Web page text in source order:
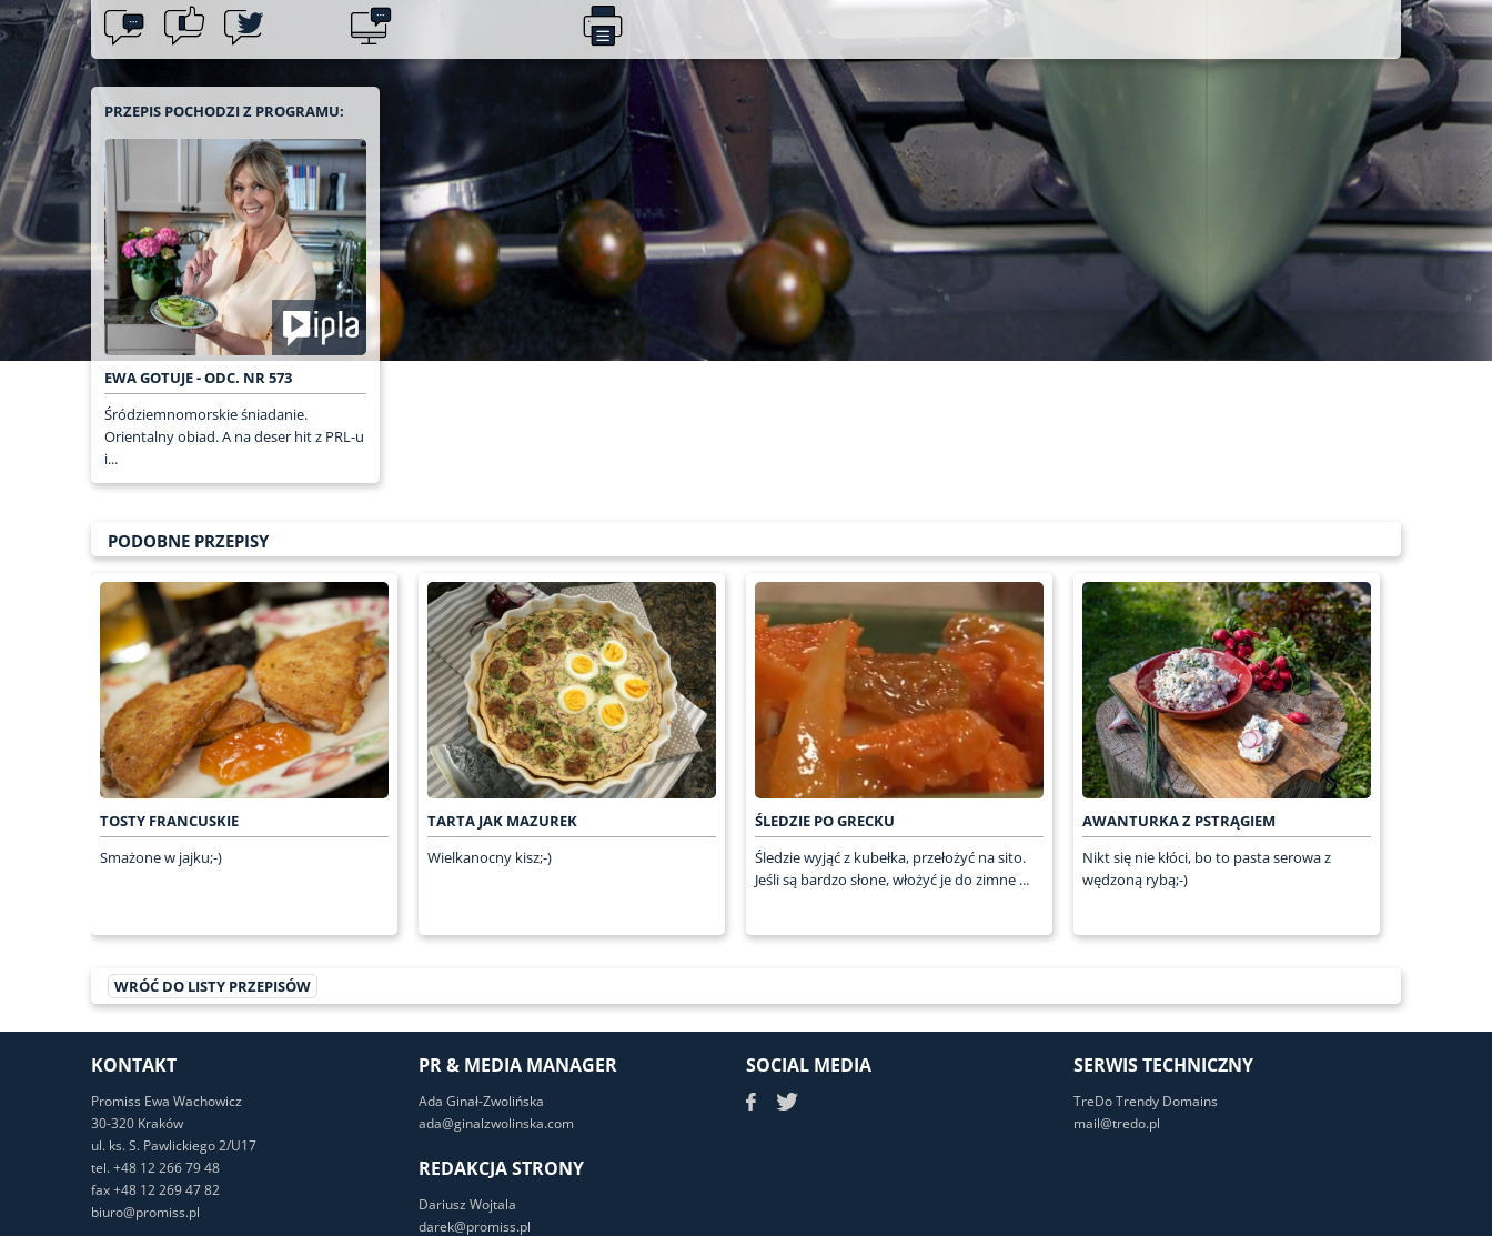
PRZEPIS POCHODZI Z PROGRAMU:
EWA GOTUJE - ODC. NR 573
Śródziemnomorskie śniadanie.
Orientalny obiad. A na deser hit z PRL-u
i...
PODOBNE PRZEPISY
TOSTY FRANCUSKIE
Smażone w jajku;-)
TARTA JAK MAZUREK
Wielkanocny kisz;-)
ŚLEDZIE PO GRECKU
Śledzie wyjąć z kubełka, przełożyć na sito.
Jeśli są bardzo słone, włożyć je do zimne ...
AWANTURKA Z PSTRĄGIEM
Nikt się nie kłóci, bo to pasta serowa z
wędzoną rybą;-)
WRÓĆ DO LISTY PRZEPISÓW
KONTAKT
Promiss Ewa Wachowicz
30-320 Kraków
ul. ks. S. Pawlickiego 2/U17
tel. +48 12 266 79 48
fax +48 12 269 47 82
biuro@promiss.pl
PR & MEDIA MANAGER
Ada Ginał-Zwolińska
ada@ginalzwolinska.com
REDAKCJA STRONY
Dariusz Wojtala
darek@promiss.pl
SOCIAL MEDIA SERWIS TECHNICZNY
TreDo Trendy Domains
mail@tredo.pl